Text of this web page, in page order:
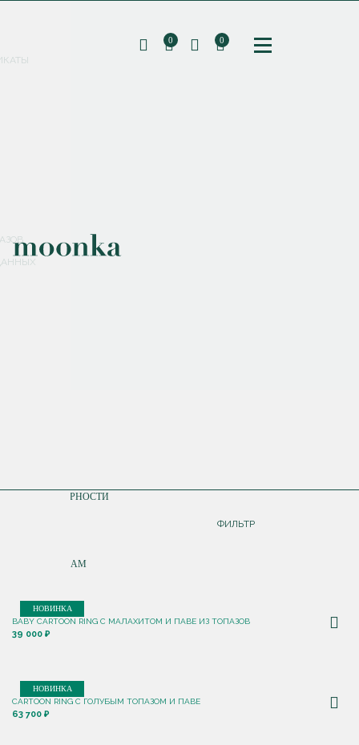
Соглашаюсь с
0 0
ПО ПОПУЛЯРНОСТИ
ПО НОВИНКАМ
ФИЛЬТР
НОВИНКА
BABY CARTOON RING С МАЛАХИТОМ И ПАВЕ ИЗ ТОПАЗОВ
39 000 ₽
НОВИНКА
CARTOON RING С ГОЛУБЫМ ТОПАЗОМ И ПАВЕ
63 700 ₽